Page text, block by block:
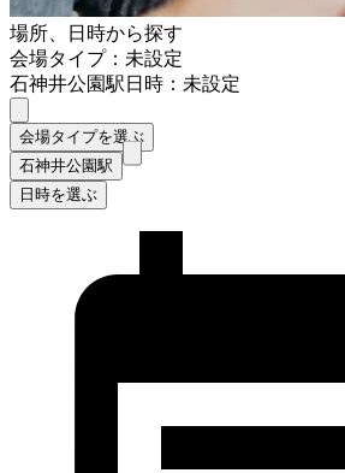
場所、日時から探す
会場タイプ：未設定
石神井公園駅日時：未設定
会場タイプを選ぶ
石神井公園駅
日時を選ぶ